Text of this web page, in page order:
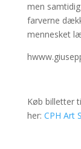
men
farverne
mennesket
Køb billetter
her: CPH Art